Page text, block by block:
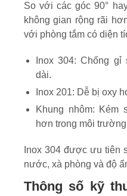
So với các góc 90°
không gian rộng rãi
với phòng tắm có diện
Inox 304: Chống
dài.
Inox 201: Dễ bị oxy
Khung nhôm: Kém
hơn trong môi
Inox 304 được ưu tiên
nước, xà phòng và độ
Thông số kỹ